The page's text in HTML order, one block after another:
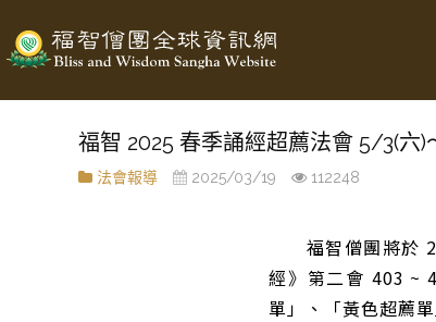
福智 2025 春季誦經超薦法會 5/3(六
法會報導 2025/03/19 112248
福智僧團將於
經》第二會 403 ~
單」、「黃色超薦